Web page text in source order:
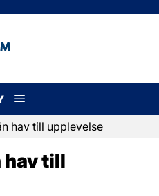
Meny
hav till upplevelse
till